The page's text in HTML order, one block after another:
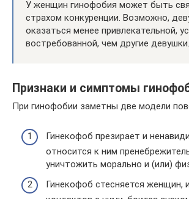
У женщин гинофобия может быть
страхом конкуренции. Возможно,
оказаться менее привлекательной,
востребованной, чем другие девушки.
Признаки и симптомы
При гинофобии заметны две модели
Гинекофоб презирает и
относится к ним
уничтожить морально и (или)
Гинекофоб стесняется женщин,